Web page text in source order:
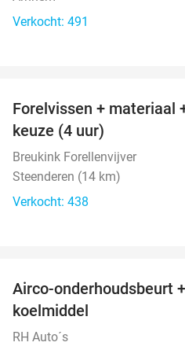
Verkocht: 491
Forelvissen + materiaal
keuze (4 uur)
Breukink Forellenvijver
Steenderen (14 km)
Verkocht: 438
Airco-onderhoudsbeurt
koelmiddel
RH Auto´s